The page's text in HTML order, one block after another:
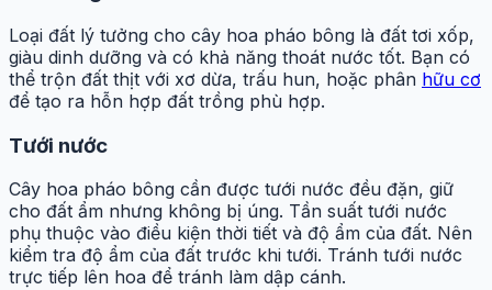
Loại đất lý tưởng cho cây hoa pháo bông là đất tơi xốp,
giàu dinh dưỡng và có khả năng thoát nước tốt. Bạn có
thể trộn đất thịt với xơ dừa, trấu hun, hoặc phân hữu cơ
để tạo ra hỗn hợp đất trồng phù hợp.
Tưới nước
Cây hoa pháo bông cần được tưới nước đều đặn, giữ
cho đất ẩm nhưng không bị úng. Tần suất tưới nước
phụ thuộc vào điều kiện thời tiết và độ ẩm của đất. Nên
kiểm tra độ ẩm của đất trước khi tưới. Tránh tưới nước
trực tiếp lên hoa để tránh làm dập cánh.